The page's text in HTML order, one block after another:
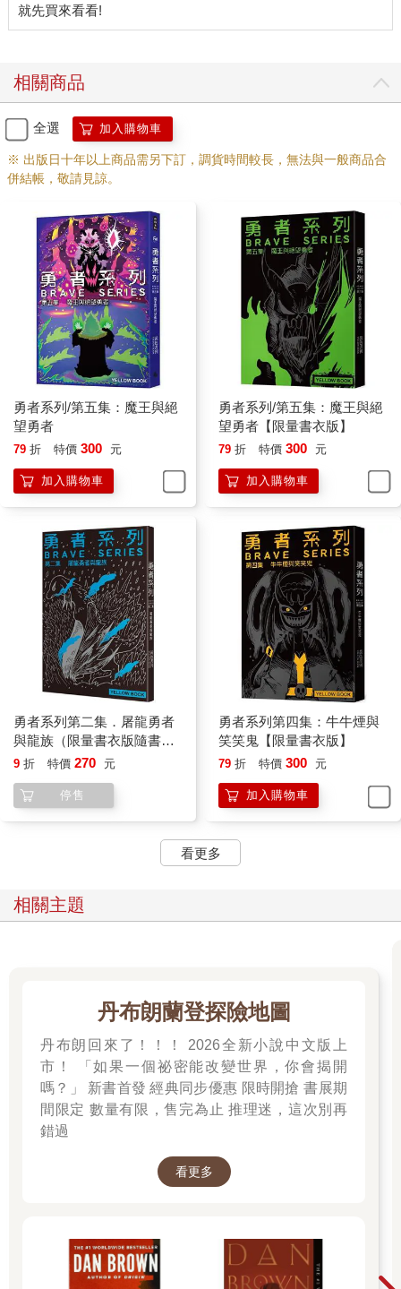
相關商品
全選 加入購物車
※ 出版日十年以上商品需另下訂，調貨時間較長，無法與一般商品合
併結帳，敬請見諒。
勇者系列/第五集：魔王與絕
望勇者
79 折 特價 300 元
加入購物車
勇者系列/第五集：魔王與絕
望勇者【限量書衣版】
79 折 特價 300 元
加入購物車
勇者系列第二集．屠龍勇者
與龍族（限量書衣版隨書贈
送特典版書衣）
9 折 特價 270 元
停售
勇者系列第四集：牛牛煙與
笑笑鬼【限量書衣版】
79 折 特價 300 元
加入購物車
看更多
相關主題
丹布朗蘭登探險地圖
丹布朗回來了！！！ 2026全新小說中文版上
市！ 「如果一個祕密能改變世界，你會揭開
嗎？」 新書首發 經典同步優惠 限時開搶 書展期
間限定 數量有限，售完為止 推理迷，這次別再
錯過
看更多